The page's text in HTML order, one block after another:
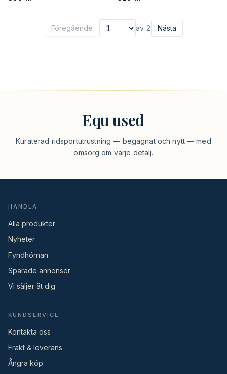
Föregående Välj sida av 2 Nästa
Equ used
Kuraterad ridsportutrustning — begagnat och nytt — med
omsorg om varje detalj.
HANDLA
Alla produkter
Nyheter
Fyndhörnan
Sparade annonser
Vi säljer åt dig
KUNDSERVICE
Kontakta oss
Frakt & leverans
Ångra köp